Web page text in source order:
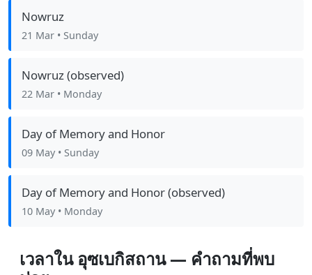
Nowruz
21 Mar • Sunday
Nowruz (observed)
22 Mar • Monday
Day of Memory and Honor
09 May • Sunday
Day of Memory and Honor (observed)
10 May • Monday
เวลาใน อุซเบกิสถาน — คำถามที่พบ